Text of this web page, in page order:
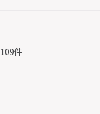
109件